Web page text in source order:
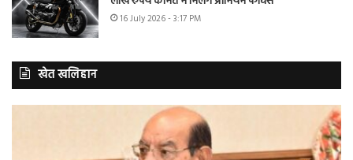
16 July 2026 - 3:17 PM
खेत खलिहान